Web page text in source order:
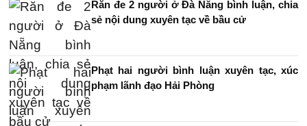
Răn đe 2 người ở Đà Nẵng bình luận, chia
sẻ nội dung xuyên tạc về bầu cử
Phạt hai người bình luận xuyên tạc, xúc
phạm lãnh đạo Hải Phòng